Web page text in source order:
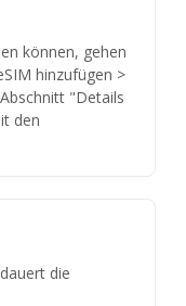
können, gehen
hinzufügen >
"Details
den
die